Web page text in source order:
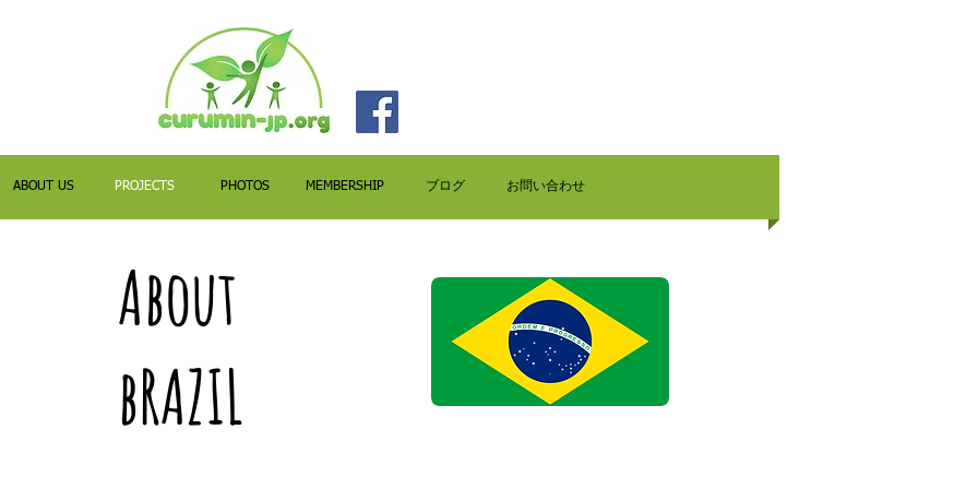
ABOUT US PROJECTS PHOTOS MEMBERSHIP ブログ お問い合わせ
About
bRAZIL​